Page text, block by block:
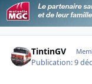
TintinGV
Publication:9